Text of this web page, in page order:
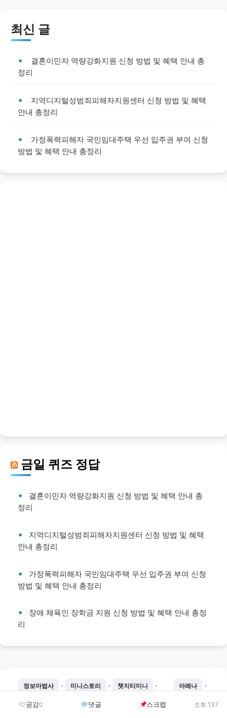
최신 글
결혼이민자 역량강화지원 신청 방법 및 혜택 안내 총
정리
지역디지털성범죄피해자지원센터 신청 방법 및 혜택
안내 총정리
가정폭력피해자 국민임대주택 우선 입주권 부여 신청
방법 및 혜택 안내 총정리
금일 퀴즈 정답
결혼이민자 역량강화지원 신청 방법 및 혜택 안내 총
정리
지역디지털성범죄피해자지원센터 신청 방법 및 혜택
안내 총정리
가정폭력피해자 국민임대주택 우선 입주권 부여 신청
방법 및 혜택 안내 총정리
장애 체육인 장학금 지원 신청 방법 및 혜택 안내 총정
리
공감0 댓글 스크랩 조회 137
정보마법사 • 미니스토리 • 챗지티미니 • 아레나 •
벌스데이 뉴게인 • • SNS인기템 •